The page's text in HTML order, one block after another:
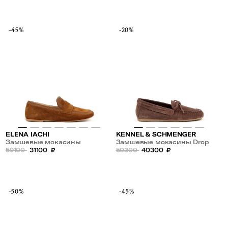
-45%
ELENA IACHI
Замшевые мокасины
59100 31100 ₽
-20%
KENNEL & SCHMENGER
Замшевые мокасины Drop
50300 40300 ₽
-50% -45%